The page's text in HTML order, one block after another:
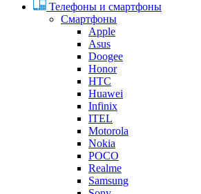
Телефоны и смартфоны
Смартфоны
Apple
Asus
Doogee
Honor
HTC
Huawei
Infinix
ITEL
Motorola
Nokia
POCO
Realme
Samsung